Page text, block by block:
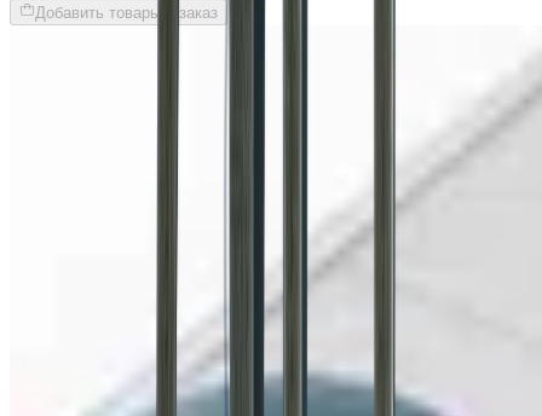
Добавить товары в заказ